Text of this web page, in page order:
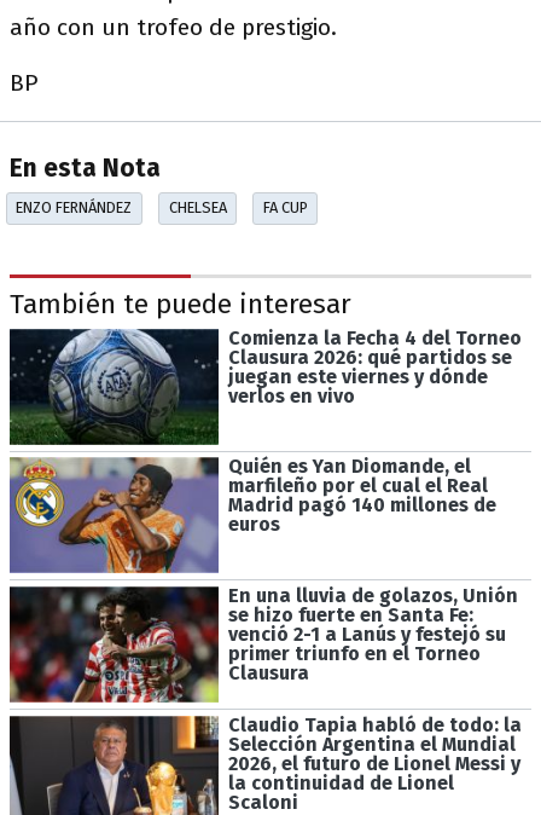
año con un trofeo de prestigio.
BP
En esta Nota
ENZO FERNÁNDEZ CHELSEA FA CUP
También te puede interesar
Comienza la Fecha 4 del Torneo
Clausura 2026: qué partidos se
juegan este viernes y dónde
verlos en vivo
Quién es Yan Diomande, el
marfileño por el cual el Real
Madrid pagó 140 millones de
euros
En una lluvia de golazos, Unión
se hizo fuerte en Santa Fe:
venció 2-1 a Lanús y festejó su
primer triunfo en el Torneo
Clausura
Claudio Tapia habló de todo: la
Selección Argentina el Mundial
2026, el futuro de Lionel Messi y
la continuidad de Lionel
Scaloni